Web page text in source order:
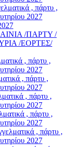
, πάρτυ ,
2027
/ΠΑΡΤΥ /
/ΕΟΡΤΕΣ/
, πάρτυ ,
2027
, πάρτυ ,
2027
, πάρτυ ,
2027
, πάρτυ ,
2027
, πάρτυ ,
2027